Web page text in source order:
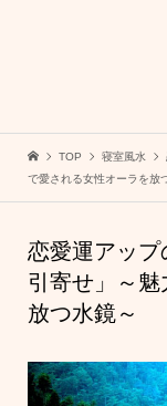
TOP 寝室風水
で愛される女性オーラを放
恋愛運アッ
引寄せ」～
放つ水鏡～